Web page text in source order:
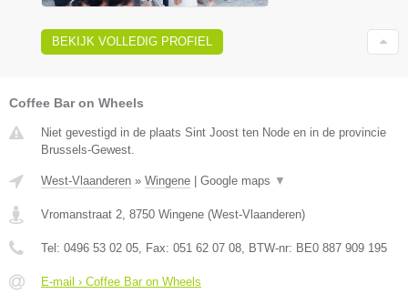
BEKIJK VOLLEDIG PROFIEL
Coffee Bar on Wheels
Niet gevestigd in de plaats Sint Joost ten Node en in de provincie
Brussels-Gewest.
West-Vlaanderen » Wingene | Google maps ▼
Vromanstraat 2 8750 Wingene (West-Vlaanderen)
Tel: 0496 53 02 05 , Fax: 051 62 07 08 , BTW-nr: BE0 887 909 195
E-mail › Coffee Bar on Wheels